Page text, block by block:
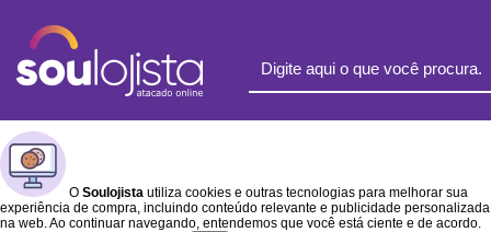
O Soulojista utiliza cookies e outras tecnologias para melhorar sua
experiência de compra, incluindo conteúdo relevante e publicidade personalizada
na web. Ao continuar navegando, entendemos que você está ciente e de acordo.